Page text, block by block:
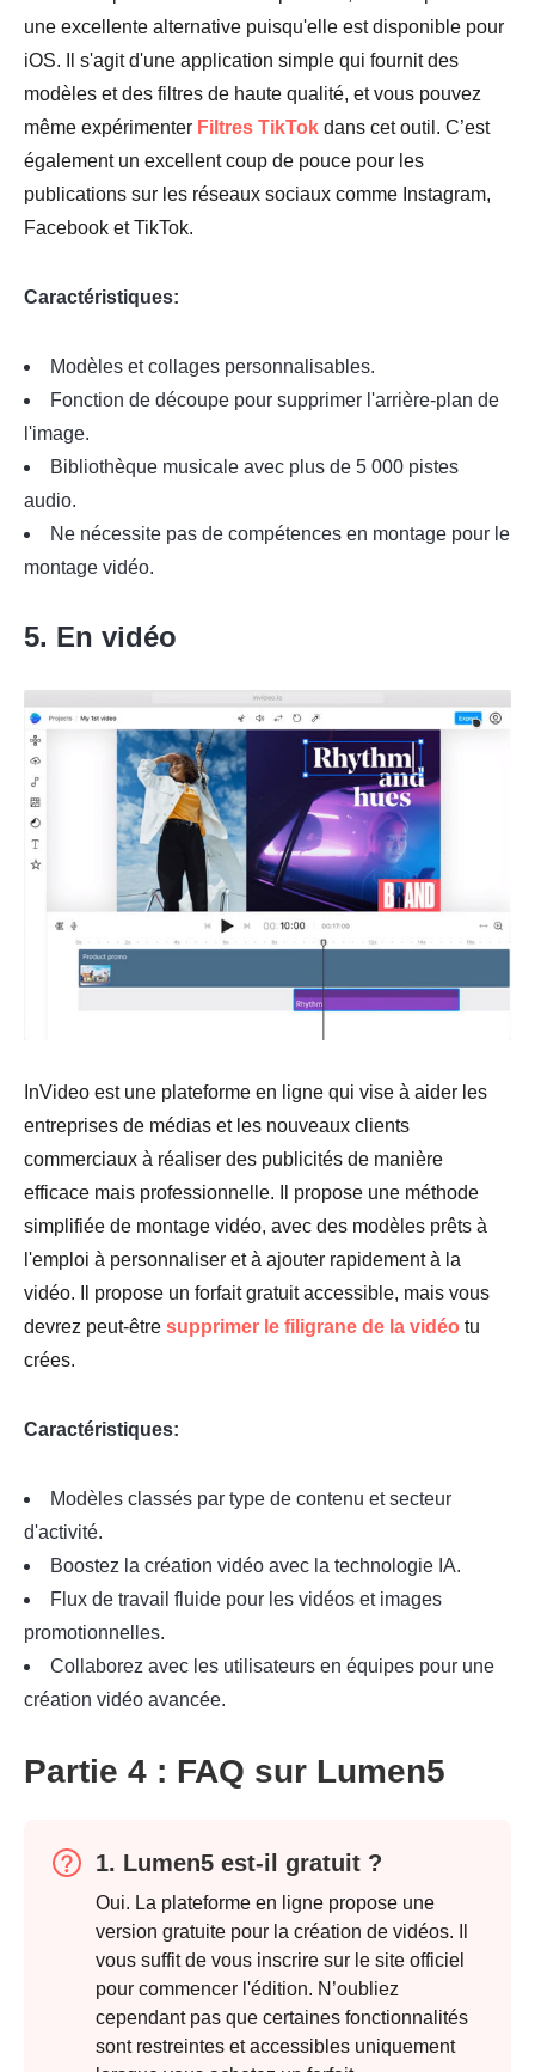
une excellente alternative puisqu'elle est disponible pour
iOS. Il s'agit d'une application simple qui fournit des
modèles et des filtres de haute qualité, et vous pouvez
même expérimenter Filtres TikTok dans cet outil. C’est
également un excellent coup de pouce pour les
publications sur les réseaux sociaux comme Instagram,
Facebook et TikTok.
Caractéristiques:
Modèles et collages personnalisables.
Fonction de découpe pour supprimer l'arrière-plan de
l'image.
Bibliothèque musicale avec plus de 5 000 pistes
audio.
Ne nécessite pas de compétences en montage pour le
montage vidéo.
5. En vidéo
InVideo est une plateforme en ligne qui vise à aider les
entreprises de médias et les nouveaux clients
commerciaux à réaliser des publicités de manière
efficace mais professionnelle. Il propose une méthode
simplifiée de montage vidéo, avec des modèles prêts à
l'emploi à personnaliser et à ajouter rapidement à la
vidéo. Il propose un forfait gratuit accessible, mais vous
devrez peut-être supprimer le filigrane de la vidéo tu
crées.
Caractéristiques:
Modèles classés par type de contenu et secteur
d'activité.
Boostez la création vidéo avec la technologie IA.
Flux de travail fluide pour les vidéos et images
promotionnelles.
Collaborez avec les utilisateurs en équipes pour une
création vidéo avancée.
Partie 4 : FAQ sur Lumen5
1. Lumen5 est-il gratuit ?
Oui. La plateforme en ligne propose une
version gratuite pour la création de vidéos. Il
vous suffit de vous inscrire sur le site officiel
pour commencer l'édition. N’oubliez
cependant pas que certaines fonctionnalités
sont restreintes et accessibles uniquement